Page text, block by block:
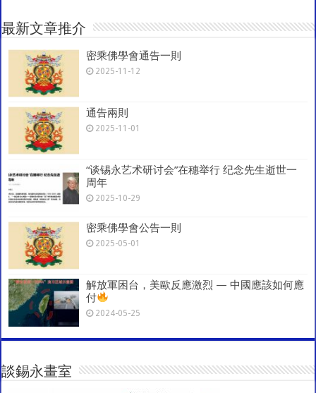
最新文章推介
密乘佛學會通告一則
2025-11-12
通告兩則
2025-11-01
“谈锡永艺术研讨会”在穗举行 纪念先生逝世一
周年
2025-10-29
密乘佛學會公告一則
2025-05-01
解放軍困台，美歐反應激烈 — 中國應該如何應
付
2024-05-25
談錫永畫室